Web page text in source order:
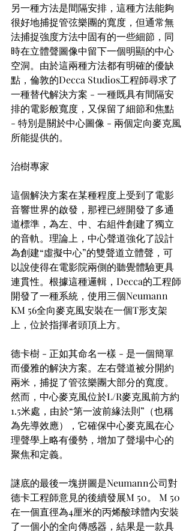
另一種方法是間隔安排，這種方法能夠
很好地捕捉管弦樂團的寬度，但通常無
法捕捉強度方法中固有的一些細節，同
時在立體聲圖像中留下一個明顯的中心
空洞。由於這兩種方法都有明確的優缺
點，倫敦的Decca Studios工程師尋求了
一種替代解決方案 - 一種既具有間隔安
排的電影般寬度，又保留了細節和焦點
- 特別是關於中心圖像 - 兩個定向麥克風
所能提供的。
治樹專家
這個解決方案在某種程度上受到了電影
音響世界的啟發，那裡已經開發了多通
道標準，為左、中、右組件創建了獨立
的音軌。理論上，中心聲道強化了設計
為創建“虛擬中心”的雙聲道立體聲，可
以說使得在電影院兩側的聽覺體驗更具
連貫性。根據這種邏輯，Decca的工程師
開發了一種系統，使用三個Neumann
KM 56全向麥克風安裝在一個T形支架
上，位於指揮者頭頂上方。
德卡樹 - 正如其命名一樣 - 是一個簡單
而優雅的解決方案。左右聲道被分開約
兩米，捕捉了管弦樂團大部分的寬度。
然而，中心麥克風位於L/R麥克風前方約
1.5米處，由於“第一波前緣法則”（也稱
為先導效應），它確保中心麥克風在心
理聲學上略有優勢，增加了聲場中心的
聚焦和定義。
謎底的最後一塊拼圖是Neumann公司對
德卡工程師意見的後續發展M 50。 M 50
在一個直徑為4厘米的丙烯酸球體內安裝
了一個小的全向傳感器，結果是一款具